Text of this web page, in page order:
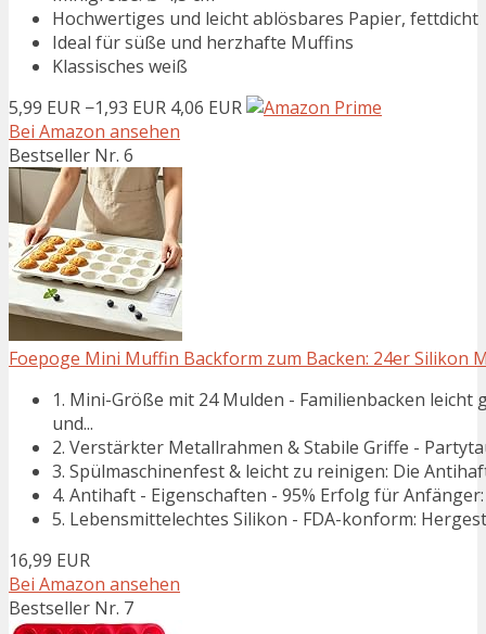
Hochwertiges und leicht ablösbares Papier, fettdicht
Ideal für süße und herzhafte Muffins
Klassisches weiß
5,99 EUR −1,93 EUR 4,06 EUR
Bei Amazon ansehen
Bestseller Nr. 6
Foepoge Mini Muffin Backform zum Backen: 24er Silikon
1. Mini-Größe mit 24 Mulden - Familienbacken leicht
und...
2. Verstärkter Metallrahmen & Stabile Griffe -
3. Spülmaschinenfest & leicht zu reinigen: Die
4. Antihaft - Eigenschaften - 95% Erfolg für
5. Lebensmittelechtes Silikon - FDA-konform:
16,99 EUR
Bei Amazon ansehen
Bestseller Nr. 7